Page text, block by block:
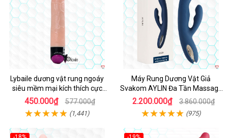
Lybaile dương vật rung ngoáy
siêu mềm mại kích thích cực
mạnh
450.000₫ 577.000₫
(1,441)
Máy Rung Dương Vật Giả
Svakom AYLIN Đa Tần Massage
Sướng
2.200.000₫ 3.860.000₫
(975)